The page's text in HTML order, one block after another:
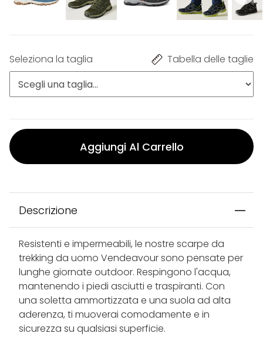
Seleziona la taglia Tabella delle taglie
Aggiungi Al Carrello
Descrizione
Resistenti e impermeabili, le nostre scarpe da
trekking da uomo Vendeavour sono pensate per
lunghe giornate outdoor. Respingono l'acqua,
mantenendo i piedi asciutti e traspiranti. Con
una soletta ammortizzata e una suola ad alta
aderenza, ti muoverai comodamente e in
sicurezza su qualsiasi superficie.